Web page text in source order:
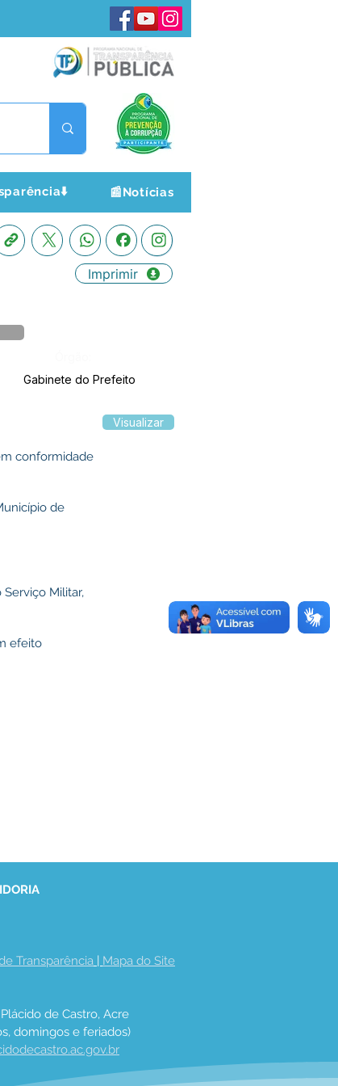
📰Notícias
Imprimir
Gabinete do Prefeito
conformidade
de
Serviço Militar,
efeito
Visualizar
Transparência | Mapa do Site
de Castro, Acre
domingos e feriados)